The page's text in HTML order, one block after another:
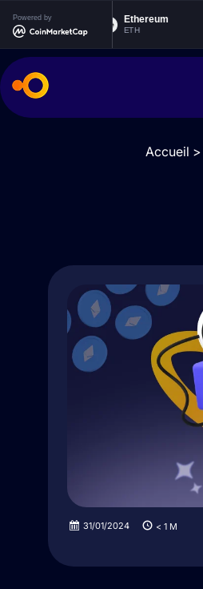
Powered by
0%
$1,918.08
ETH
Accueil >
31/01/2024 < 1 M